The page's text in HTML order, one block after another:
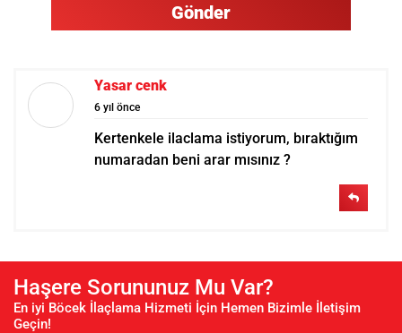
Gönder
Yasar cenk
6 yıl önce
Kertenkele ilaclama istiyorum, bıraktığım
numaradan beni arar mısınız ?
Haşere Sorununuz Mu Var?
En iyi Böcek İlaçlama Hizmeti İçin Hemen Bizimle İletişim
Geçin!